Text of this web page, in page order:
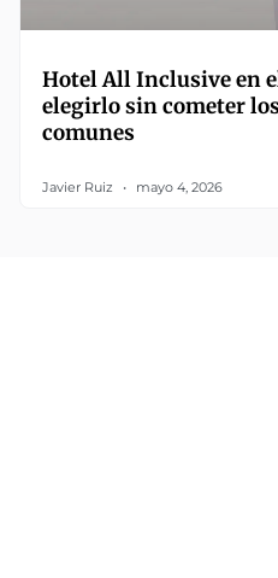
Hotel All Inclusive en
elegirlo sin cometer
comunes
Javier Ruiz mayo 4, 2026